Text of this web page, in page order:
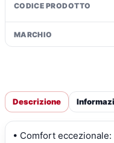
CODICE PRODOTTO
MARCHIO
Descrizione
• Comfort